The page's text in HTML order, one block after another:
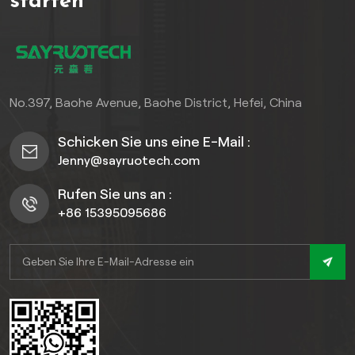
Beständigkeit gegen
Feuchtigkeit, Schimmel,
UV-Strahlung und Stöße
gleichzeitig ihre
beeindruckende Ästhetik.
Ein Muss für anspruchsvolle
Architekten,
Bauunternehmer und
anspruchsvolle,
pflegeleichte und
suchen.
Hausbesitzer, die Wert auf
pflegeleichte Langlebigkeit
No.397, Baohe Avenue, Baohe District, Hefei, China
Schicken Sie uns eine E-Mail :
Jenny@sayruotech.com
Rufen Sie uns an :
+86 15395095686